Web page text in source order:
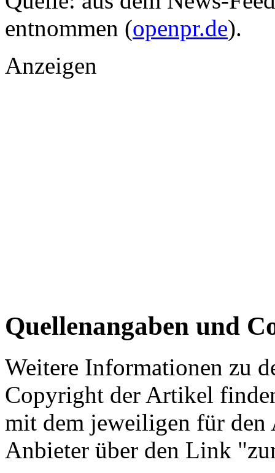
entnommen (openpr.de).
Anzeigen
Quellenangaben und
Weitere Informationen zu
Copyright der Artikel
mit dem jeweiligen für
Anbieter über den Link